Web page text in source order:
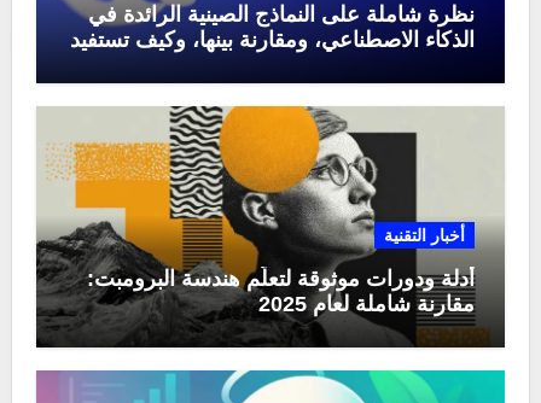
نظرة شاملة على النماذج الصينية الرائدة في
الذكاء الاصطناعي، ومقارنة بينها، وكيف تستفيد
أخبار التقنية
أدلة ودورات موثوقة لتعلّم هندسة البرومبت:
مقارنة شاملة لعام 2025